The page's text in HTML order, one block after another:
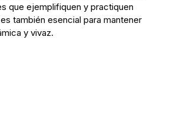
que ejemplifiquen y practiquen
también esencial para mantener
y vivaz.